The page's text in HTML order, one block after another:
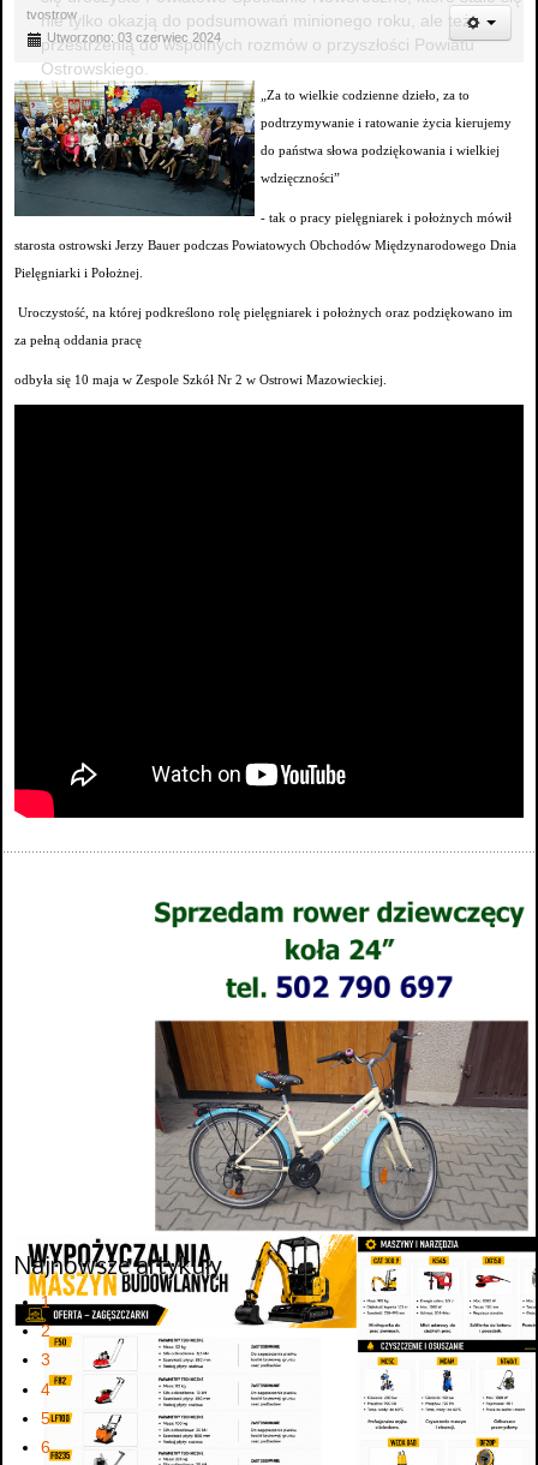
nie tylko okazją do podsumowań minionego roku, ale też
przestrzenią do wspólnych rozmów o przyszłości Powiatu
Ostrowskiego.
tvostrow
Utworzono: 03 czerwiec 2024
„Za to wielkie codzienne dzieło, za to
podtrzymywanie i ratowanie życia kierujemy
do państwa słowa podziękowania i wielkiej
wdzięczności”
- tak o pracy pielęgniarek i położnych mówił
starosta ostrowski Jerzy Bauer podczas Powiatowych Obchodów Międzynarodowego Dnia
Pielęgniarki i Położnej.
Uroczystość, na której podkreślono rolę pielęgniarek i położnych oraz podziękowano im
za pełną oddania pracę
odbyła się 10 maja w Zespole Szkół Nr 2 w Ostrowi Mazowieckiej.
Najnowsze artykuły
1
2
3
4
5
6